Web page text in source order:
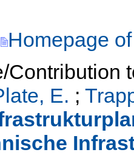
Homepage
Contribution
E. ;